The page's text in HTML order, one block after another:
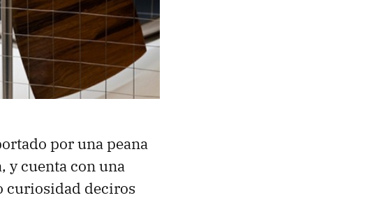
por una peana
y cuenta con una
curiosidad deciros